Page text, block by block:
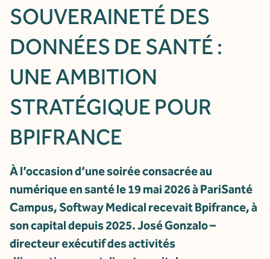
SOUVERAINETÉ DES
DONNÉES DE SANTÉ :
UNE AMBITION
STRATÉGIQUE POUR
BPIFRANCE
À l’occasion d’une soirée consacrée au
numérique en santé le 19 mai 2026 à PariSanté
Campus, Softway Medical recevait Bpifrance, à
son capital depuis 2025. José Gonzalo –
directeur exécutif des activités